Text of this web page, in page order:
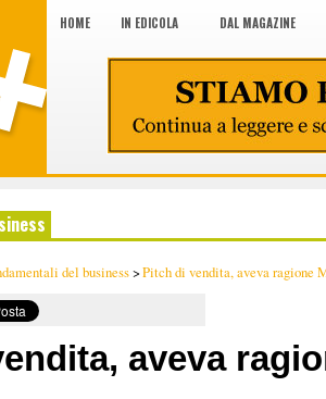
HOME IN EDICOLA DAL MAGAZINE
del business>Pitch di vendita, aveva ragione
aveva